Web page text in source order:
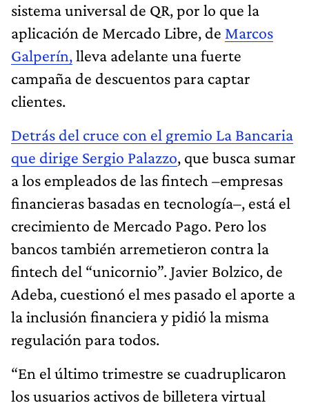
sistema universal de QR, por lo que la
aplicación de Mercado Libre, de Marcos
Galperín,lleva adelante una fuerte
campaña de descuentos para captar
clientes.
Detrás del cruce con el gremio La Bancaria
que dirige Sergio Palazzo, que busca sumar
a los empleados de las fintech –empresas
financieras basadas en tecnología–, está el
crecimiento de Mercado Pago. Pero los
bancos también arremetieron contra la
fintech del “unicornio”. Javier Bolzico, de
Adeba, cuestionó el mes pasado el aporte a
la inclusión financiera y pidió la misma
regulación para todos.
“En el último trimestre se cuadruplicaron
los usuarios activos de billetera virtual